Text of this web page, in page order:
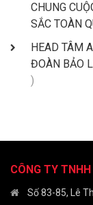
CHUNG
SẮC TOÀN
HEAD TÂM
ĐOÀN BẢO
)
CÔNG TY
Số 83-85, Lê